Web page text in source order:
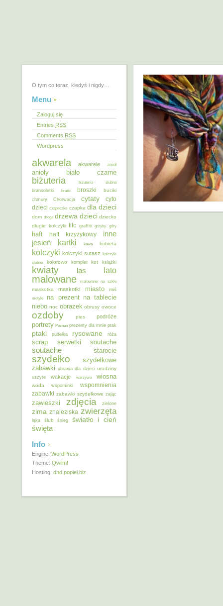
O tym co teraz, kiedyś i nigdy…
Menu
Zaloguj się
Entries RSS
Comments RSS
Wordpress
akwarela akwarele anioł
anioły biało czarne
biżuteria
biżuteria ślubna
bransoletki
bratki broszki buciki
chmury Chorwacja cytaty
cyto
dzieci czapeczka czapka dla dzieci
dom droga drzewa dzieci dziecko
długie kolczyki filc graffiti grzyby góry
haft haft krzyżykowy inne
jesień kartki kawa kobieta
kolczyki kolczyki sutasz kolczyki
ślubne
kolorowo komplet kot książki
kwiaty las lato
malowane malowane na szkle
maskotka maskotki miasto miś
motyle na prezent na tablecie
niebo noc obrazek obrusy owoce
ozdoby pies podróże
portrety Poznań prezenty dla mnie ptak
ptaki pudełka rysowane róża
scrap serwetki soutache
soutache starocie
szydełko
szydełkowe
zabawki ubrania dla dzieci urodziny
uszyte wakacje warzywa wiosna
woda wspominki
wspomnienia
zabawki zabawki szydełkowe zając
zawieszki zdjęcia zielone
zima znaleziska zwierzęta
łąka ślub śnieg światło i cień
święta
Info
Engine: WordPress
Theme: Qwilm!
Hosting: dnd.popiel.biz